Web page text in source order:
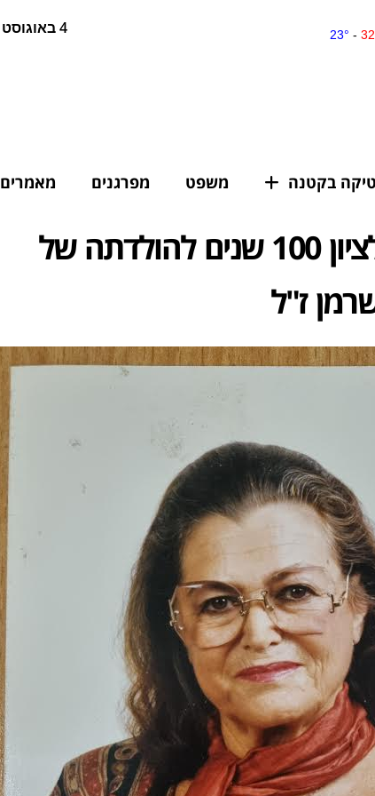
4 באוגוסט 2026 8:38
בקטנה משפט מפרגנים מאמרים
תערוכה חגיגית לציון 100 שנים להולדתה של
ז"ל